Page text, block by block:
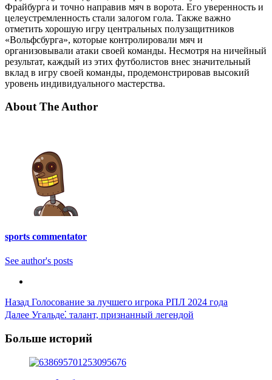
Фрайбурга и точно направив мяч в ворота. Его уверенность и
целеустремленность стали залогом гола. Также важно
отметить хорошую игру центральных полузащитников
«Вольфсбурга», которые контролировали мяч и
организовывали атаки своей команды. Несмотря на ничейный
результат, каждый из этих футболистов внес значительный
вклад в игру своей команды, продемонстрировав высокий
уровень индивидуального мастерства.
About The Author
sports commentator
See author's posts
Post
Navigation
Назад Голосование за лучшего игрока РПЛ 2024 года
Далее Угальде⁚ талант, признанный легендой
Больше историй